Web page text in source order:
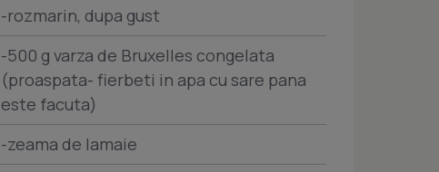
-rozmarin, dupa gust
-500 g varza de Bruxelles congelata
(proaspata- fierbeti in apa cu sare pana
este facuta)
-zeama de lamaie